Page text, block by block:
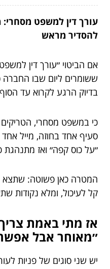
עורך דין למשפט מסחרי:
להסדיר מראש
אם הביטוי ״עורך דין
ששומרים ליום שבו
בדיוק הרגע לקרוא עד
כי במשפט מסחרי,
סעיף אחד בחוזה, מייל
״על כוס קפה״ ואז מתנהגת
המטרה כאן פשוטה: שתצא
קל לעיכול, ומלא
אז מתי באמת צריך
״מאוחר אבל
יש שני סוגים של פניות